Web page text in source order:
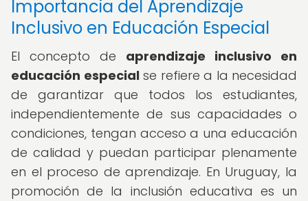
Importancia del Aprendizaje
Inclusivo en Educación Especial
El concepto de aprendizaje inclusivo en
educación especialse refiere a la necesidad
de garantizar que todos los estudiantes,
independientemente de sus capacidades o
condiciones, tengan acceso a una educación
de calidad y puedan participar plenamente
en el proceso de aprendizaje. En Uruguay, la
promoción de la inclusión educativa es un